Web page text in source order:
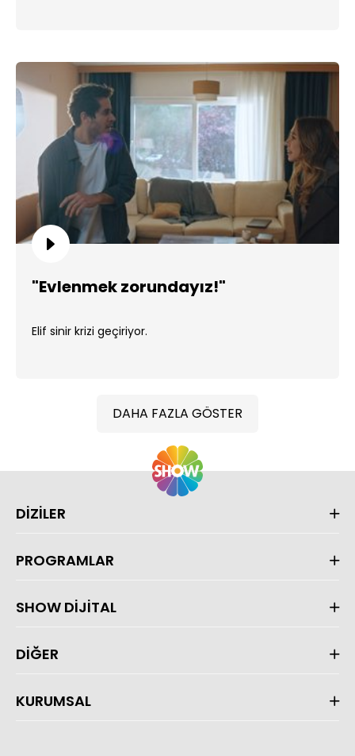
"Evlenmek zorundayız!"
Elif sinir krizi geçiriyor.
DAHA FAZLA GÖSTER
DİZİLER
PROGRAMLAR
SHOW DİJİTAL
DİĞER
KURUMSAL